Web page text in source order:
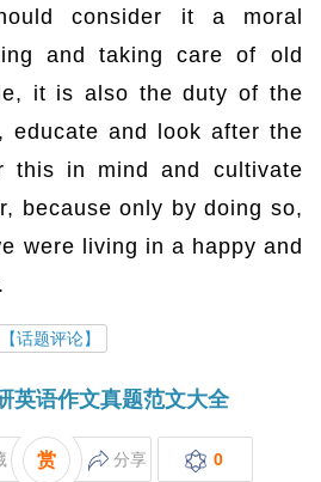
consider it a moral
and taking care of old
it is also the duty of the
educate and look after the
this in mind and cultivate
because only by doing so,
were living in a happy and
【话题评论】
英语作文真题范文大全
赏 分享 0